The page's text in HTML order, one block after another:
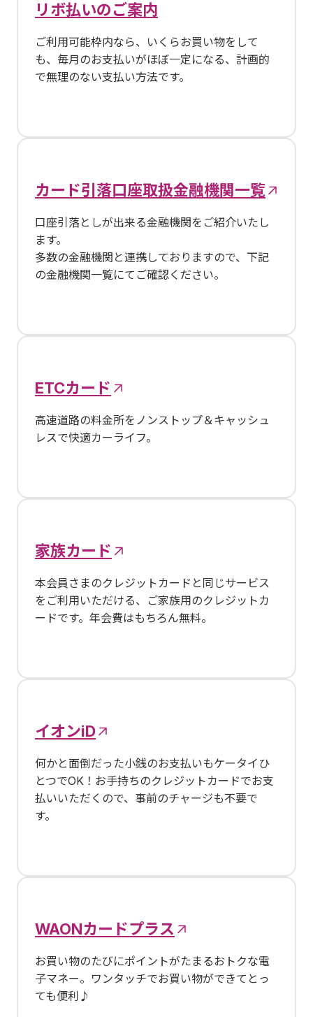
リボ払いのご案内
ご利用可能枠内なら、いくらお買い物をして
も、毎月のお支払いがほぼ一定になる、計画的
で無理のない支払い方法です。
カード引落口座取扱金融機関一覧
口座引落としが出来る金融機関をご紹介いたし
ます。
多数の金融機関と連携しておりますので、下記
の金融機関一覧にてご確認ください。
ETCカード
高速道路の料金所をノンストップ＆キャッシュ
レスで快適カーライフ。
家族カード
本会員さまのクレジットカードと同じサービス
をご利用いただける、ご家族用のクレジットカ
ードです。年会費はもちろん無料。
イオンiD
何かと面倒だった小銭のお支払いもケータイひ
とつでOK！お手持ちのクレジットカードでお支
払いいただくので、事前のチャージも不要で
す。
WAONカードプラス
お買い物のたびにポイントがたまるおトクな電
子マネー。ワンタッチでお買い物ができてとっ
ても便利♪